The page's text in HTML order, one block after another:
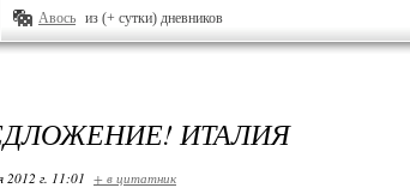
Авось из (+ сутки) дневников
ИТАЛИЯ
2012 г. 11:01 + в цитатник